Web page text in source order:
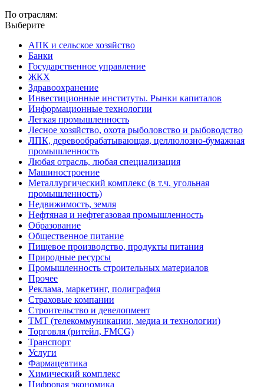
По отраслям:
Выберите
АПК и сельское хозяйство
Банки
Государственное управление
ЖКХ
Здравоохранение
Инвестиционные институты. Рынки капиталов
Информационные технологии
Легкая промышленность
Лесное хозяйство, охота рыболовство и рыбоводство
ЛПК, деревообрабатывающая, целлюлозно-бумажная
промышленность
Любая отрасль, любая специализация
Машиностроение
Металлургический комплекс (в т.ч. угольная
промышленность)
Недвижимость, земля
Нефтяная и нефтегазовая промышленность
Образование
Общественное питание
Пищевое производство, продукты питания
Природные ресурсы
Промышленность строительных материалов
Прочее
Реклама, маркетинг, полиграфия
Страховые компании
Строительство и девелопмент
ТМТ (телекоммуникации, медиа и технологии)
Торговля (ритейл, FMCG)
Транспорт
Услуги
Фармацевтика
Химический комплекс
Цифровая экономика